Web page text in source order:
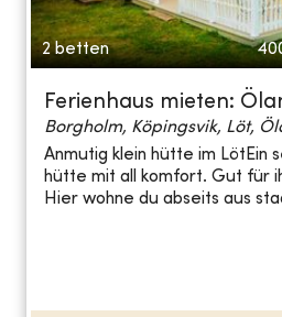
2 betten
Ferienhaus mieten:
Borgholm, Köpingsvik, Löt,
Anmutig klein hütte im LötEin
hütte mit all komfort. Gut für
Hier wohne du abseits aus